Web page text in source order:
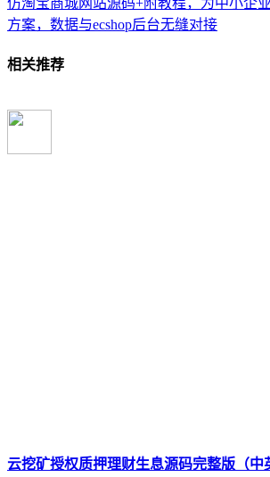
仿淘宝商城网站源码+附教程，为中小企
方案，数据与ecshop后台无缝对接
相关推荐
云挖矿授权质押理财生息源码完整版（中